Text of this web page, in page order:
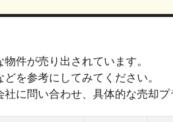
件が売り出されています。
を参考にしてみてください。
に問い合わせ、具体的な売却プ